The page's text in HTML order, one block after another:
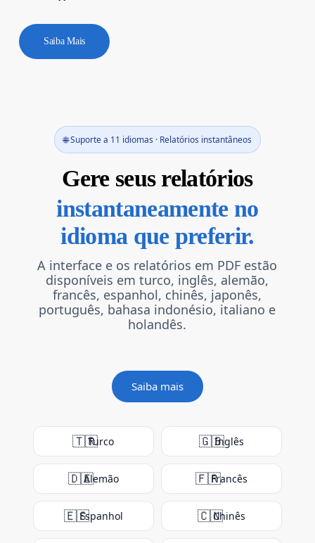
Saiba Mais
🌐 Suporte a 11 idiomas · Relatórios instantâneos
Gere seus relatórios
instantaneamente no
idioma que preferir.
A interface e os relatórios em PDF estão
disponíveis em turco, inglês, alemão,
francês, espanhol, chinês, japonês,
português, bahasa indonésio, italiano e
holandês.
Saiba mais
🇹🇷Turco 🇬🇧Inglês
🇩🇪Alemão 🇫🇷Francês
🇪🇸Espanhol 🇨🇳Chinês